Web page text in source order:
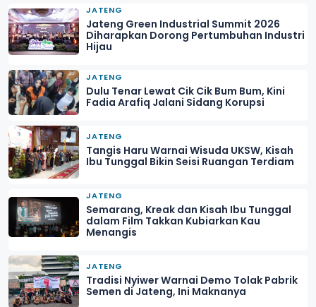
JATENG
Jateng Green Industrial Summit 2026
Diharapkan Dorong Pertumbuhan Industri
Hijau
JATENG
Dulu Tenar Lewat Cik Cik Bum Bum, Kini
Fadia Arafiq Jalani Sidang Korupsi
JATENG
Tangis Haru Warnai Wisuda UKSW, Kisah
Ibu Tunggal Bikin Seisi Ruangan Terdiam
JATENG
Semarang, Kreak dan Kisah Ibu Tunggal
dalam Film Takkan Kubiarkan Kau
Menangis
JATENG
Tradisi Nyiwer Warnai Demo Tolak Pabrik
Semen di Jateng, Ini Maknanya